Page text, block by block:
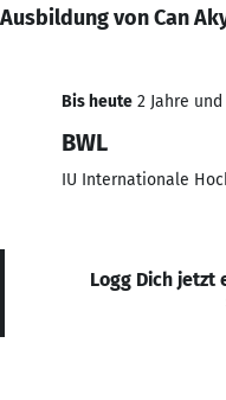
Ausbildung von Can
Bis heute 2 Jahre
BWL
IU Internationale
Logg Dich jetzt